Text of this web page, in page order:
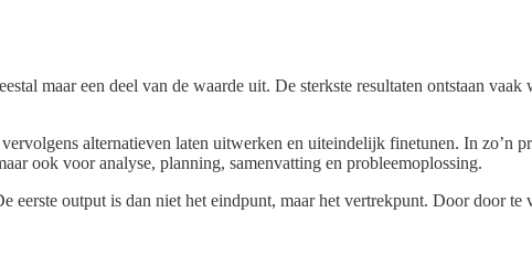
maar een deel van de waarde uit. De sterkste resultaten ontstaan
alternatieven laten uitwerken en uiteindelijk finetunen. In zo’n
ook voor analyse, planning, samenvatting en probleemoplossing.
eerste output is dan niet het eindpunt, maar het vertrekpunt. Door door